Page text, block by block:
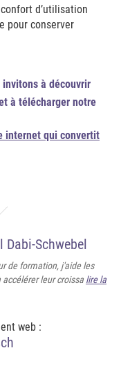
d’utilisation
pour conserver
à découvrir
à télécharger notre
internet qui convertit
Dabi-Schwebel
de formation, j'aide les
leur croissa lire la
web :